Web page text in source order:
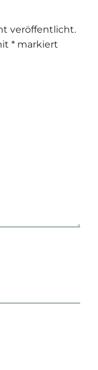
veröffentlicht.
*markiert